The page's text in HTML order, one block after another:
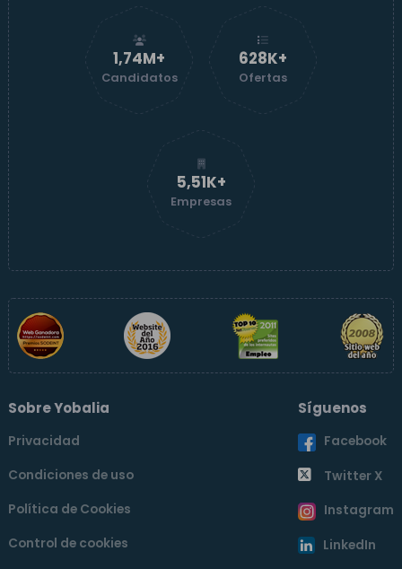
1,74M+
Candidatos
629K+
Ofertas
5,52K+
Empresas
Sobre Yobalia
Privacidad
Condiciones de uso
Política de Cookies
Control de cookies
Síguenos
Facebook
Twitter X
Instagram
LinkedIn